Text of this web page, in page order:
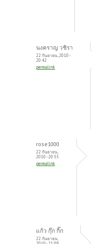
นงคราญ วชิรา
22 กันยายน, 2010 -
20:42
permalink
rose1000
22 กันยายน,
2010 - 20:53
permalink
แก้ว กุ๊ก กิ๊ก
22 กันยายน,